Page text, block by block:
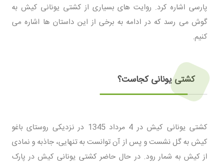
پارسی اشاره کرد. روایت های بسیاری از کشتی یونانی کیش به
گوش می رسد که در ادامه به برخی از این داستان ها اشاره می
کنیم.
کشتی یونانی کجاست؟
کشتی یونانی کیش در 4 مرداد 1345 در نزدیکی روستای باغو
کیش به گل نشست و پس از آن توانست به تنهایی، جاذبه و نمادی
از کیش به شمار رود. در حال حاضر کشتی یونانی کیش در پارک